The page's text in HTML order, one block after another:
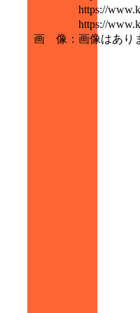
https://
https://
画 像 ： 画像はあり